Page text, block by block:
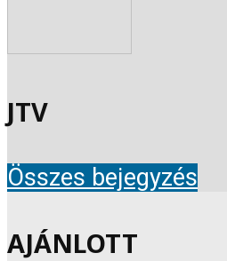
JTV
Összes bejegyzés
AJÁNLOTT